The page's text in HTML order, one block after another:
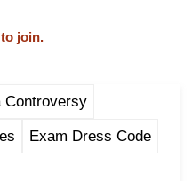
join.
Controversy
Exam Dress Code